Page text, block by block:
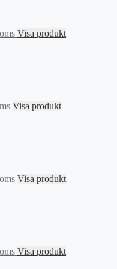
Visa produkt
Visa produkt
Visa produkt
Visa produkt